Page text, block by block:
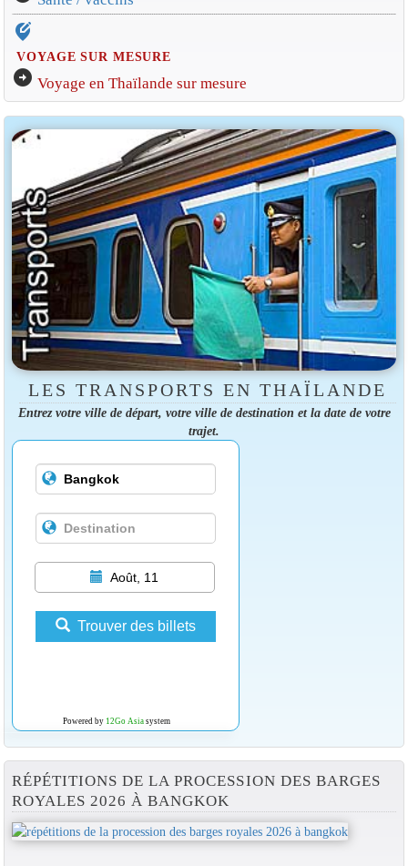
edit_location_alt
VOYAGE SUR MESURE
arrow_circle_right Voyage en Thaïlande sur mesure
LES TRANSPORTS EN THAÏLANDE
Entrez votre ville de départ, votre ville de destination et la date de votre
trajet.
Août, 11
Trouver des billets
Powered by 12Go Asiasystem
RÉPÉTITIONS DE LA PROCESSION DES BARGES
ROYALES 2026 À BANGKOK